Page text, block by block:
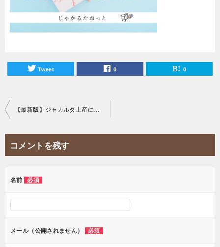
Tweet 0 0
投
ー
ョ
【最新版】ジャカルタ土産に最適！フードホールで買えるコピルアクおすすめランキング！
コメントを残す
名前 必須
メール（公開されません） 必須